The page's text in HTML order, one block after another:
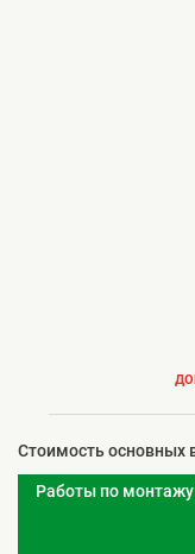
Стоимость основных
Работы по